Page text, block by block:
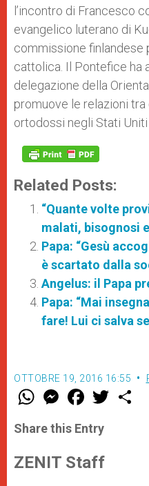
l’incontro di Francesco
evangelico luterano di
commissione finlandese
cattolica. Il Pontefice ha
delegazione della
promuove le relazioni
ortodossi negli Stati Uniti
Related Posts:
“Quante volte
malati, bisognosi
Papa: “Gesù
è scartato dalla
Angelus: il Papa
Papa: “Mai
fare! Lui ci salva
OTTOBRE 19, 2016 16:55
W
t
s
p
p
M
e
s
e
g
e
F
a
e
b
o
k
w
Share this Entry
ZENIT Staff